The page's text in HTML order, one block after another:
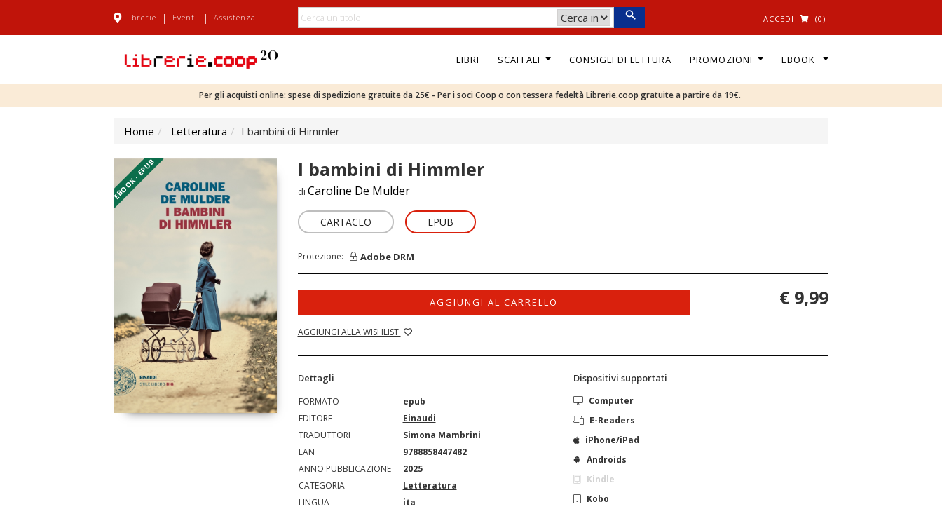
Librerie | Eventi | Assistenza ACCEDI (0)
LIBRI SCAFFALI CONSIGLI DI LETTURA PROMOZIONI EBOOK
Per gli acquisti online: spese di spedizione gratuite da 25€ - Per i soci Coop o con tessera fedeltà Librerie.coop gratuite a partire da 19€.
Home Letteratura I bambini di Himmler
EBOOK - EPUB I bambini di Himmler
di Caroline De Mulder
CARTACEO EPUB
Protezione: Adobe DRM
AGGIUNGI AL CARRELLO
AGGIUNGI ALLA WISHLIST
€ 9,99
Dettagli
FORMATO
epub
EDITORE
Einaudi
TRADUTTORI
Simona Mambrini
EAN
9788858447482
ANNO PUBBLICAZIONE
2025
CATEGORIA
Letteratura
LINGUA
ita
Dispositivi supportati
Computer
E-Readers
iPhone/iPad
Androids
Kindle
Kobo